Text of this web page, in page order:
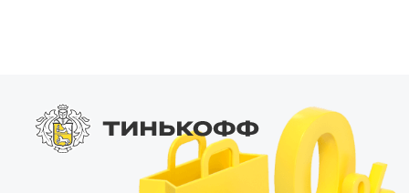
рабочего стола для индивидуальной
настройки. LC2/32 – оптимальный выбор для
тех, кто ищет надёжную и доступную андроид-
магнитолу для автомобиля.